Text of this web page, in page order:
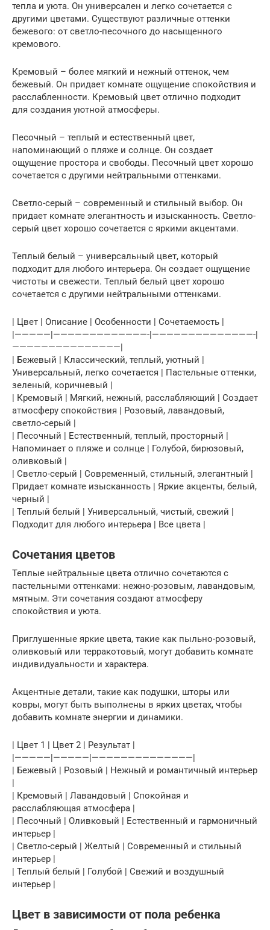
тепла и уюта. Он универсален и легко сочетается с
другими цветами. Существуют различные оттенки
бежевого: от светло-песочного до насыщенного
кремового.
Кремовый – более мягкий и нежный оттенок, чем
бежевый. Он придает комнате ощущение спокойствия и
расслабленности. Кремовый цвет отлично подходит
для создания уютной атмосферы.
Песочный – теплый и естественный цвет,
напоминающий о пляже и солнце. Он создает
ощущение простора и свободы. Песочный цвет хорошо
сочетается с другими нейтральными оттенками.
Светло-серый – современный и стильный выбор. Он
придает комнате элегантность и изысканность. Светло-
серый цвет хорошо сочетается с яркими акцентами.
Теплый белый – универсальный цвет, который
подходит для любого интерьера. Он создает ощущение
чистоты и свежести. Теплый белый цвет хорошо
сочетается с другими нейтральными оттенками.
| Цвет | Описание | Особенности | Сочетаемость |
|—————|—————————————-|——————————————-|
———————————————|
| Бежевый | Классический, теплый, уютный |
Универсальный, легко сочетается | Пастельные оттенки,
зеленый, коричневый |
| Кремовый | Мягкий, нежный, расслабляющий | Создает
атмосферу спокойствия | Розовый, лавандовый,
светло-серый |
| Песочный | Естественный, теплый, просторный |
Напоминает о пляже и солнце | Голубой, бирюзовый,
оливковый |
| Светло-серый | Современный, стильный, элегантный |
Придает комнате изысканность | Яркие акценты, белый,
черный |
| Теплый белый | Универсальный, чистый, свежий |
Подходит для любого интерьера | Все цвета |
Сочетания цветов
Теплые нейтральные цвета отлично сочетаются с
пастельными оттенками: нежно-розовым, лавандовым,
мятным. Эти сочетания создают атмосферу
спокойствия и уюта.
Приглушенные яркие цвета, такие как пыльно-розовый,
оливковый или терракотовый, могут добавить комнате
индивидуальности и характера.
Акцентные детали, такие как подушки, шторы или
ковры, могут быть выполнены в ярких цветах, чтобы
добавить комнате энергии и динамики.
| Цвет 1 | Цвет 2 | Результат |
|—————|—————|——————————————|
| Бежевый | Розовый | Нежный и романтичный интерьер
|
| Кремовый | Лавандовый | Спокойная и
расслабляющая атмосфера |
| Песочный | Оливковый | Естественный и гармоничный
интерьер |
| Светло-серый | Желтый | Современный и стильный
интерьер |
| Теплый белый | Голубой | Свежий и воздушный
интерьер |
Цвет в зависимости от пола ребенка